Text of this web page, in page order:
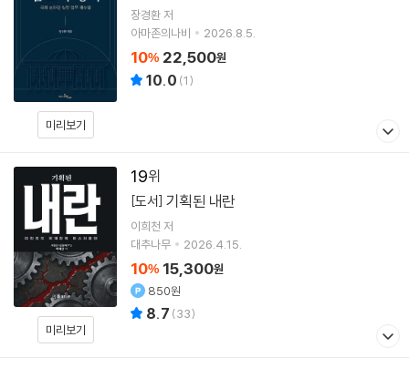
미리보기
장경환저
아마존의나비
2026.8.5.
10% 22,500원
10.0 (1)
19
미리보기
[도서] 기획된 내란
이희천 저
대추나무
2026.4.15.
10% 15,300원
850원
8.7 (33)